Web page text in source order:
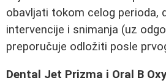
obavljati tokom celog perioda,
intervencije i snimanja (uz
preporučuje odložiti posle
Dental Jet Prizma i Oral B